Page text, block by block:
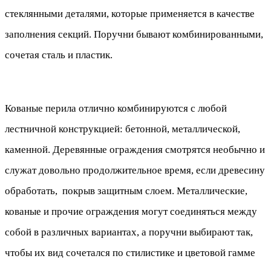
стеклянными деталями, которые применяется в качестве
заполнения секций. Поручни бывают комбинированными,
сочетая сталь и пластик.
Кованые перила отлично комбинируются с любой
лестничной конструкцией: бетонной, металлической,
каменной. Деревянные ограждения смотрятся необычно и
служат довольно продолжительное время, если древесину
обработать, покрыв защитным слоем. Металлические,
кованые и прочие ограждения могут соединяться между
собой в различных вариантах, а поручни выбирают так,
чтобы их вид сочетался по стилистике и цветовой гамме